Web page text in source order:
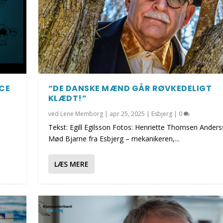
DYRENE!I PÅS...
I UGE 8!
VINDSTØD ...
“DE DANSKE MÆND GÅR RØVKEDELIGT
KLÆDT!”
ved Lene Memborg| apr 25, 2025 | Esbjerg| 0
Tekst: Egill Egilsson Fotos: Henriette Thomsen
Mød Bjarne fra Esbjerg – mekanikeren,...
LÆS MERE